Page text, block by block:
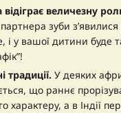
відіграє величезну
зуби
і у вашої дитини буде
традиції. У деяких
що раннє
характеру, а в Індії